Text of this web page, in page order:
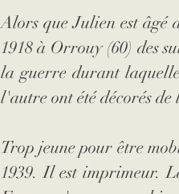
Alors que Julien est âgé
1918 à Orrouy (60) des
la guerre durant
l'autre ont été décorés
Trop jeune pour être
1939. Il est imprimeur.